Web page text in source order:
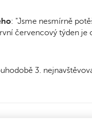
: "Jsme nesmírně
červencový týden je
3.